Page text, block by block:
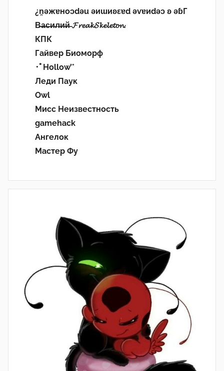
¿n̯ǝжɐноɔdǝu ǝиɯиʚεɐd ǝvɐиdǝɔ ʚ ǝɓГ
В̶а̶с̶и̶л̶и̶й̶ 𝓕𝓻𝓮𝓪𝓴𝓢𝓴𝓮𝓵𝓮𝓽𝓸𝓷.
КПК
Гайвер Биоморф
･ﾟHollow’°
Леди Паук
Owl
Мисс Неизвестность
gamehack
Ангелок
Мастер Фу